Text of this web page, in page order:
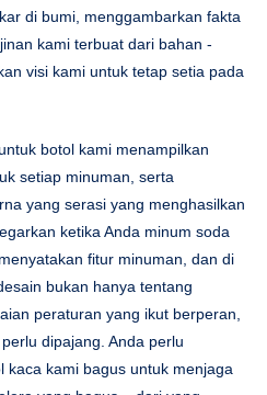
di bumi, menggambarkan fakta
kami terbuat dari bahan -
visi kami untuk tetap setia pada
botol kami menampilkan
setiap minuman, serta
yang serasi yang menghasilkan
ketika Anda minum soda
fitur minuman, dan di
bukan hanya tentang
peraturan yang ikut berperan,
dipajang. Anda perlu
kaca kami bagus untuk menjaga